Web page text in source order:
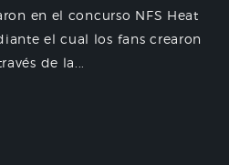
en el concurso NFS Heat
el cual los fans crearon
de la...